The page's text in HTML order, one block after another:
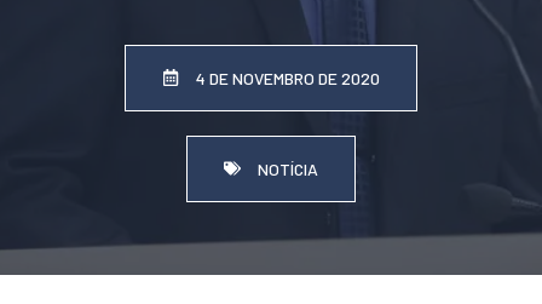
4 DE NOVEMBRO DE 2020
NOTÍCIA